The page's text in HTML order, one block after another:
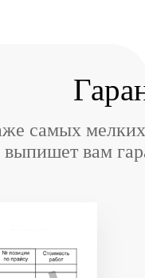
самых
вам